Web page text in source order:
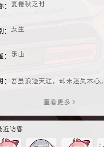
： 夏倦秋乏时
： 女生
： 乐山
： 吾虽浪迹天涯，却未迷失本心。
查看更多
近访客